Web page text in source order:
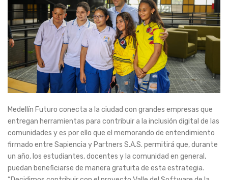
Medellín Futuro conecta a la ciudad con grandes empresas que
entregan herramientas para contribuir a la inclusión digital de las
comunidades y es por ello que el memorando de entendimiento
firmado entre Sapiencia y Partners S.A.S. permitirá que, durante
un año, los estudiantes, docentes y la comunidad en general,
puedan beneficiarse de manera gratuita de esta estrategia.